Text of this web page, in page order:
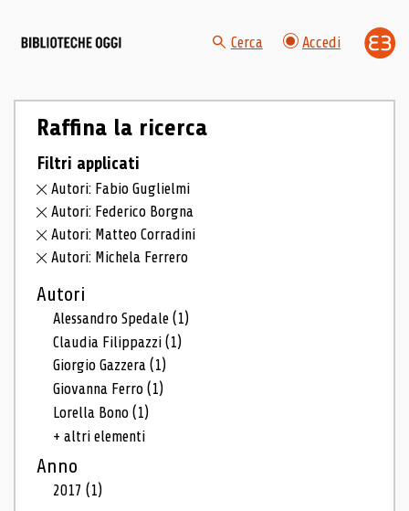
Cerca Accedi
Raffina la ricerca
Filtri applicati
Autori: Fabio Guglielmi
Autori: Federico Borgna
Autori: Matteo Corradini
Autori: Michela Ferrero
Autori
Alessandro Spedale(1)
Claudia Filippazzi(1)
Giorgio Gazzera(1)
Giovanna Ferro(1)
Lorella Bono(1)
+ altri elementi
Anno
2017(1)